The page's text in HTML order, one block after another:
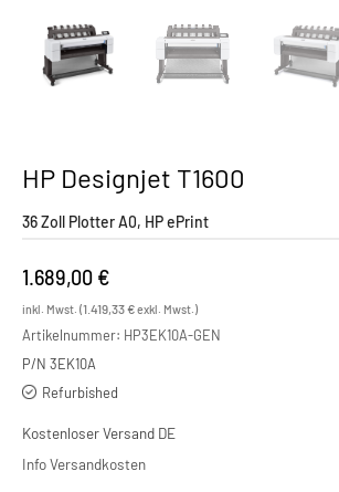
HP Designjet T1600
36 Zoll Plotter A0, HP ePrint
1.689,00 €
inkl. Mwst. (1.419,33€exkl. Mwst.)
Artikelnummer: HP3EK10A-GEN
P/N 3EK10A
Refurbished
Kostenloser Versand DE
Info Versandkosten